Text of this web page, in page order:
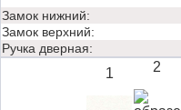
Замок нижний:
Замок верхний:
Ручка дверная:
1 2